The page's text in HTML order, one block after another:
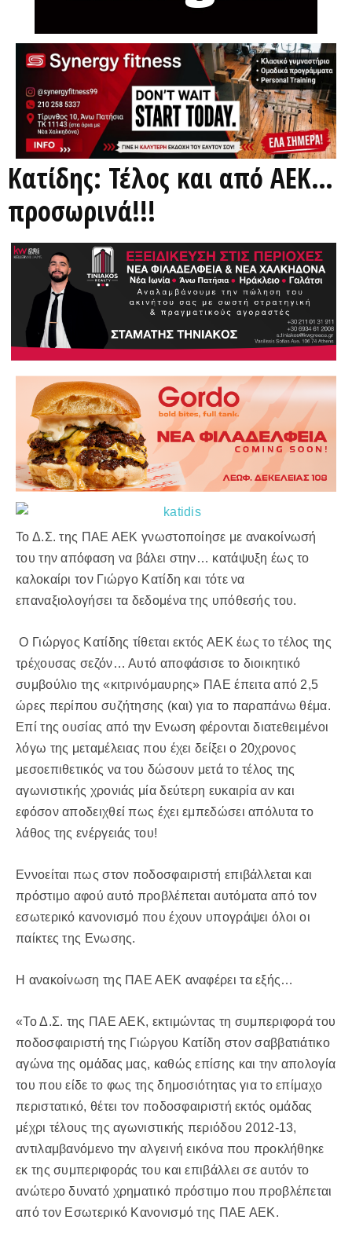
Κατίδης: Τέλος και από ΑΕΚ…
προσωρινά!!!
Το Δ.Σ. της ΠΑΕ ΑΕΚ γνωστοποίησε με ανακοίνωσή
του την απόφαση να βάλει στην… κατάψυξη έως το
καλοκαίρι τον Γιώργο Κατίδη και τότε να
επαναξιολογήσει τα δεδομένα της υπόθεσής του.
Ο Γιώργος Κατίδης τίθεται εκτός ΑΕΚ έως το τέλος της
τρέχουσας σεζόν… Αυτό αποφάσισε το διοικητικό
συμβούλιο της «κιτρινόμαυρης» ΠΑΕ έπειτα από 2,5
ώρες περίπου συζήτησης (και) για το παραπάνω θέμα.
Επί της ουσίας από την Ενωση φέρονται διατεθειμένοι
λόγω της μεταμέλειας που έχει δείξει ο 20χρονος
μεσοεπιθετικός να του δώσουν μετά το τέλος της
αγωνιστικής χρονιάς μία δεύτερη ευκαιρία αν και
εφόσον αποδειχθεί πως έχει εμπεδώσει απόλυτα το
λάθος της ενέργειάς του!
Εννοείται πως στον ποδοσφαιριστή επιβάλλεται και
πρόστιμο αφού αυτό προβλέπεται αυτόματα από τον
εσωτερικό κανονισμό που έχουν υπογράψει όλοι οι
παίκτες της Ενωσης.
H ανακοίνωση της ΠΑΕ ΑΕΚ αναφέρει τα εξής…
«Το Δ.Σ. της ΠΑΕ ΑΕΚ, εκτιμώντας τη συμπεριφορά του
ποδοσφαιριστή της Γιώργου Κατίδη στον σαββατιάτικο
αγώνα της ομάδας μας, καθώς επίσης και την απολογία
του που είδε το φως της δημοσιότητας για το επίμαχο
περιστατικό, θέτει τον ποδοσφαιριστή εκτός ομάδας
μέχρι τέλους της αγωνιστικής περιόδου 2012-13,
αντιλαμβανόμενο την αλγεινή εικόνα που προκλήθηκε
εκ της συμπεριφοράς του και επιβάλλει σε αυτόν το
ανώτερο δυνατό χρηματικό πρόστιμο που προβλέπεται
από τον Εσωτερικό Κανονισμό της ΠΑΕ ΑΕΚ.